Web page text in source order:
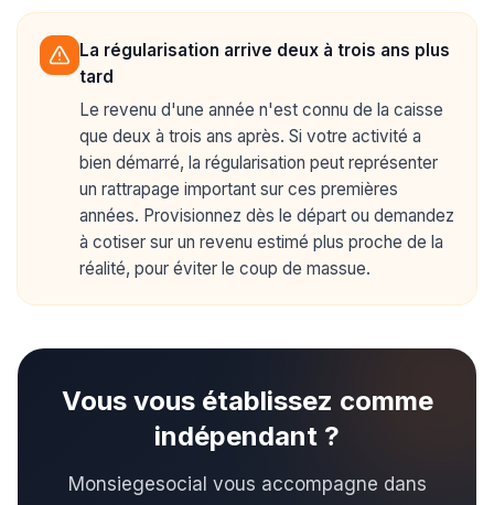
La régularisation arrive deux à trois ans plus
tard
Le revenu d'une année n'est connu de la caisse
que deux à trois ans après. Si votre activité a
bien démarré, la régularisation peut représenter
un rattrapage important sur ces premières
années. Provisionnez dès le départ ou demandez
à cotiser sur un revenu estimé plus proche de la
réalité, pour éviter le coup de massue.
Vous vous établissez comme
indépendant ?
Monsiegesocial vous accompagne dans